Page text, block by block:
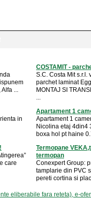
...
COSTAMIT -
S.C. Costa Mit s.r.l.
parchet laminat
MONTAJ SI
...
in
Apartament 1
Apartament 1
Nicolina etaj 4din4
boxa hol pt haine
care
Termopane
termopan
Conexpert Group:
tamplarie din PVC
pereti cortina si
eliberabile fara reteta), e-